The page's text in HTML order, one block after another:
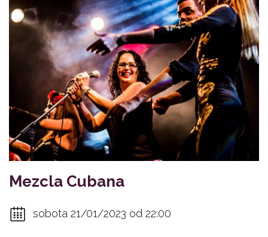
Mezcla Cubana
sobota 21/01/2023 od 22:00